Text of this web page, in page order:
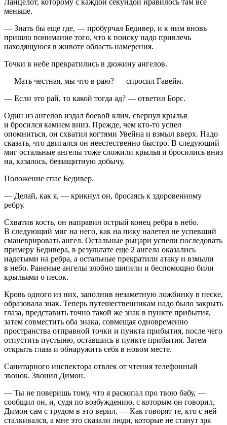
меньше.
— Знать бы еще где, — пробурчал Бедивер, и к ним вновь
пришло понимание того, что к поиску надо привлечь
находящуюся в животе область намерения.
Точки в небе превратились в дюжину ангелов.
— Мать честная, мы что в раю? — спросил Гавейн.
— Если это рай, то какой тогда ад? — ответил Борс.
Один из ангелов издал боевой клич, свернул крылья
и бросился камнем вниз. Прежде, чем кто-то успел
опомниться, он схватил когтями Увейна и взмыл вверх. Надо
сказать, что двигался он неестественно быстро. В следующий
миг остальные ангелы тоже сложили крылья и бросились вниз
на, казалось, беззащитную добычу.
Положение спас Бедивер.
— Делай, как я, — крикнул он, бросаясь к здоровенному
ребру.
Схватив кость, он направил острый конец ребра в небо.
В следующий миг на него, как на пику налетел не успевший
сманеврировать ангел. Остальные рыцари успели последовать
примеру Бедивера, в результате еще 2 ангела оказались
надетыми на ребра, а остальные прекратили атаку и взмыли
в небо. Раненые ангелы злобно шипели и беспомощно били
крыльями о песок.
Кровь одного из них, заполнив незаметную ложбинку в песке,
образовала знак. Теперь путешественникам надо было закрыть
глаза, представить точно такой же знак в пункте прибытия,
затем совместить оба знака, совмещая одновременно
пространства отправной точки и пункта прибытия, после чего
отпустить пустыню, оставшись в пункте прибытия. Затем
открыть глаза и обнаружить себя в новом месте.
Санитарного инспектора отвлек от чтения телефонный
звонок. Звонил Димон.
— Ты не поверишь тому, что я раскопал про твою бабу, —
сообщил он, и, судя по возбуждению, с которым он говорил,
Димон сам с трудом в это верил. — Как говорят те, кто с ней
сталкивался, а мне это сказали люди, которые не станут зря